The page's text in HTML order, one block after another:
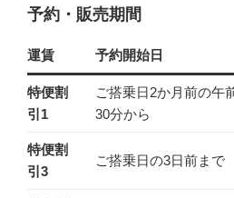
予約・販売期間
運賃 予約開始日
特便割
引1
ご搭乗日2か月前の午
30分から
特便割
引3
ご搭乗日の3日前まで